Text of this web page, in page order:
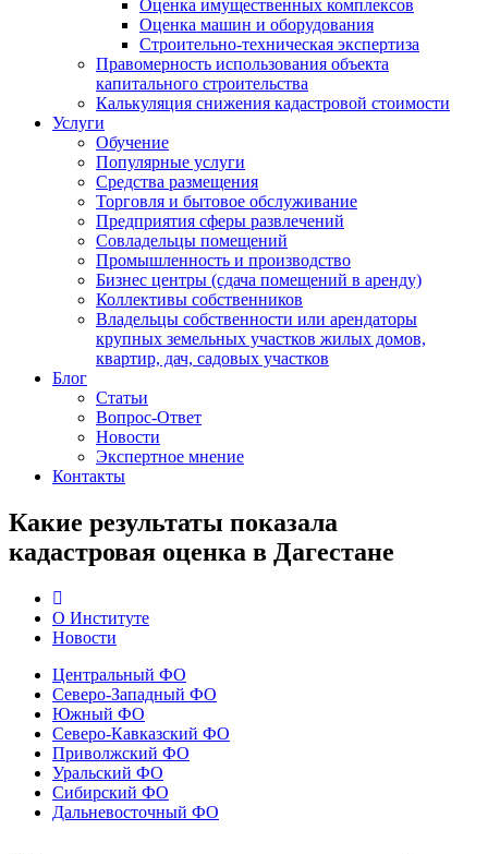
Оценка имущественных комплексов
Оценка машин и оборудования
Строительно-техническая экспертиза
Правомерность использования объекта
капитального строительства
Калькуляция снижения кадастровой стоимости
Услуги
Обучение
Популярные услуги
Средства размещения
Торговля и бытовое обслуживание
Предприятия сферы развлечений
Совладельцы помещений
Промышленность и производство
Бизнес центры (сдача помещений в аренду)
Коллективы собственников
Владельцы собственности или арендаторы
крупных земельных участков жилых домов,
квартир, дач, садовых участков
Блог
Статьи
Вопрос-Ответ
Новости
Экспертное мнение
Контакты
Какие результаты показала
кадастровая оценка в Дагестане
О Институте
Новости
Центральный ФО
Северо-Западный ФО
Южный ФО
Северо-Кавказский ФО
Приволжский ФО
Уральский ФО
Сибирский ФО
Дальневосточный ФО